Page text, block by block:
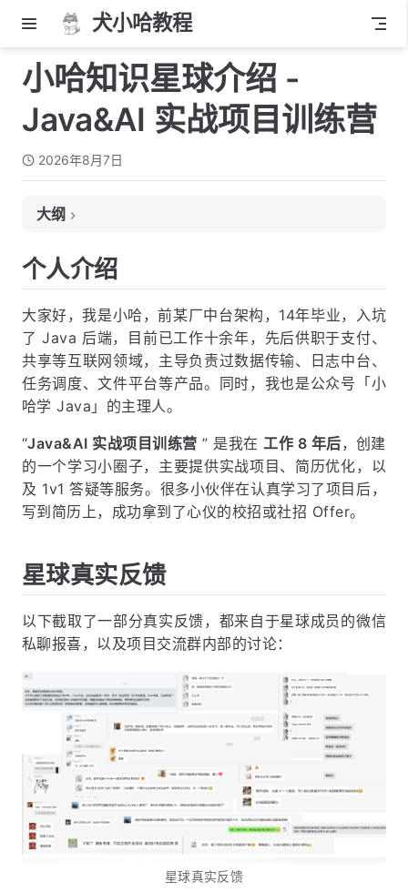
犬小哈教程
小哈知识星球介绍 -
Java&AI 实战项目训练营
2026年8月7日
大纲
星球真实反馈
星球里有什么？
4 个实战项目
项目 1：小哈书（仿小红书） — 微服务架构
项目 3：前后端分离博客 Weblog &amp; Wiki 知识库
项目 4：秒杀系统 — 高并发优化实战
项目之外，还有这些专属权益
星主承诺
适合谁加入？
几个你可能关心的问题
怎么加入？
最后说几句
个人介绍
大家好，我是小哈，前某厂中台架构，14年毕业，入坑
了 Java 后端，目前已工作十余年，先后供职于支付、
共享等互联网领域，主导负责过数据传输、日志中台、
任务调度、文件平台等产品。同时，我也是公众号「小
哈学 Java」的主理人。
“Java&AI 实战项目训练营 ” 是我在 工作 8 年后，创建
的一个学习小圈子，主要提供实战项目、简历优化，以
及 1v1 答疑等服务。很多小伙伴在认真学习了项目后，
写到简历上，成功拿到了心仪的校招或社招 Offer。
星球真实反馈
以下截取了一部分真实反馈，都来自于星球成员的微信
私聊报喜，以及项目交流群内部的讨论：
星球真实反馈